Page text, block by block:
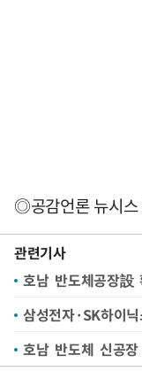
◎공감언론 뉴시스
관련기사